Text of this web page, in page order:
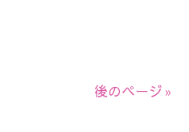
後のページ »